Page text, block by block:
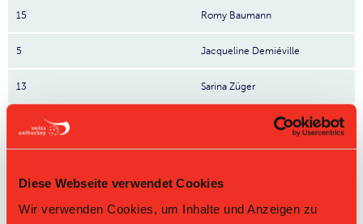
Diese Webseite verwendet Cookies
Wir verwenden Cookies, um Inhalte und Anzeigen zu
15 Romy Baumann
5 Jacqueline Demiéville
13 Sarina Züger
Direktbegegnungen